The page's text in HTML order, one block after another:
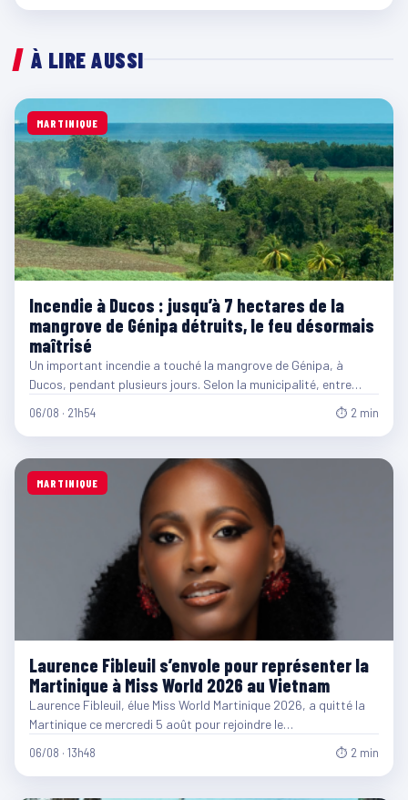
À LIRE AUSSI
MARTINIQUE
Incendie à Ducos : jusqu’à 7 hectares de la
mangrove de Génipa détruits, le feu désormais
maîtrisé
Un important incendie a touché la mangrove de Génipa, à
Ducos, pendant plusieurs jours. Selon la municipalité, entre…
06/08 · 21h54 ⏱ 2 min
MARTINIQUE
Laurence Fibleuil s’envole pour représenter la
Martinique à Miss World 2026 au Vietnam
Laurence Fibleuil, élue Miss World Martinique 2026, a quitté la
Martinique ce mercredi 5 août pour rejoindre le…
06/08 · 13h48 ⏱ 2 min